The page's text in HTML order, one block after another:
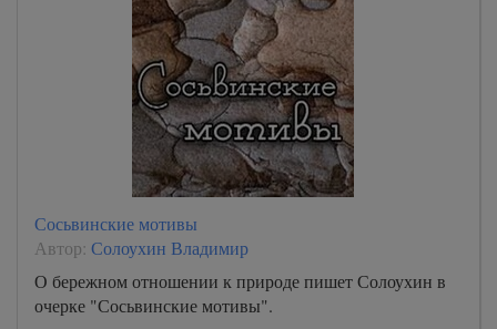
Сосьвинские мотивы
Автор: Солоухин Владимир
О бережном отношении к природе пишет Солоухин в
очерке "Сосьвинские мотивы".